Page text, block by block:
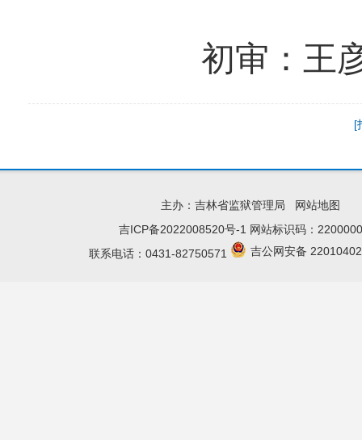
初审：王
[
主办：吉林省监狱管理局
网站地图
吉ICP备2022008520号-1 网站标识码：
联系电话：0431-82750571
吉公网安备